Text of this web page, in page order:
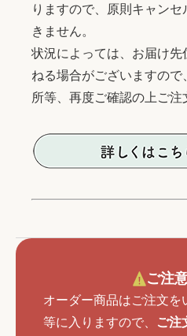
りますので、原則キャン
きません。
状況によっては、お届け
ねる場合がございますの
所等、再度ご確認の上ご注
ご注
オーダー商品はご注文を
等に入りますので、
ご注